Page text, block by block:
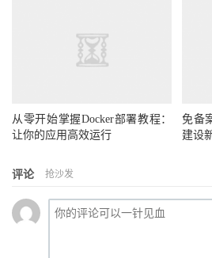
从零开始掌握Docker部署教程：
让你的应用高效运行
免备
建设
评论 抢沙发